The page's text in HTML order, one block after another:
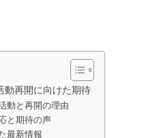
動再開に向けた期待
動と再開の理由
と期待の声
最新情報